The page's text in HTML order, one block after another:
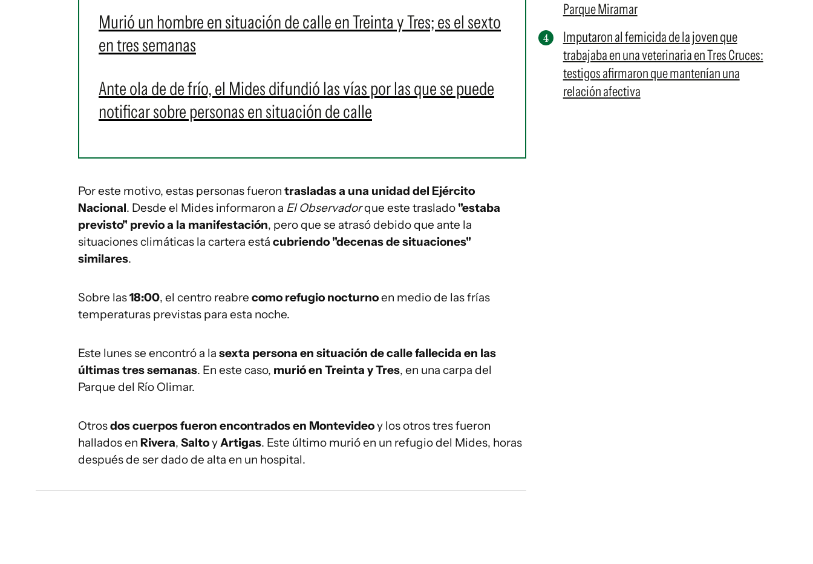
Murió un hombre en situación de calle en Treinta y Tres; es el sexto
en tres semanas
Ante ola de de frío, el Mides difundió las vías por las que se puede
notificar sobre personas en situación de calle
Por este motivo, estas personas fueron trasladas a una unidad del Ejército
Nacional. Desde el Mides informaron a El Observadorque este traslado "estaba
previsto" previo a la manifestación, pero que se atrasó debido que ante la
situaciones climáticas la cartera está cubriendo "decenas de situaciones"
similares.
Sobre las18:00, el centro reabre como refugio nocturnoen medio de las frías
temperaturas previstas para esta noche.
Este lunes se encontró a la sexta persona en situación de calle fallecida en las
últimas tres semanas. En este caso, murió en Treinta y Tres, en una carpa del
Parque del Río Olimar.
Otrosdos cuerpos fueron encontrados en Montevideoy los otros tres fueron
hallados en Rivera, SaltoyArtigas. Este último murió en un refugio del Mides, horas
después de ser dado de alta en un hospital.
Parque Miramar
Imputaron al femicida de la joven que
trabajaba en una veterinaria en Tres Cruces:
testigos afirmaron que mantenían una
relación afectiva